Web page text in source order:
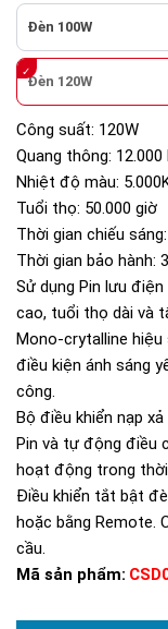
Đèn 100W
Đèn 120W
Công suất: 120W
Quang thông: 12.000
Nhiệt độ màu:
Tuổi thọ: 50.000 giờ
Thời gian chiếu sáng:
Thời gian bảo hành:
Sử dụng Pin lưu
cao, tuổi thọ dài và
Mono-crytalline
điều kiện ánh sáng
công.
Bộ điều khiển nạp
Pin và tự động điều
hoạt động trong thời
Điều khiển tắt bật
hoặc bằng Remote.
cầu.
Mã sản phẩm: